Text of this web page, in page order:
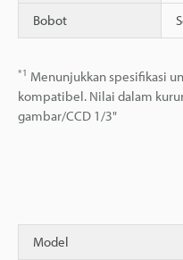
Bobot
*1 Menunjukkan spesifikasi
kompatibel. Nilai dalam
gambar/CCD 1/3"
Model